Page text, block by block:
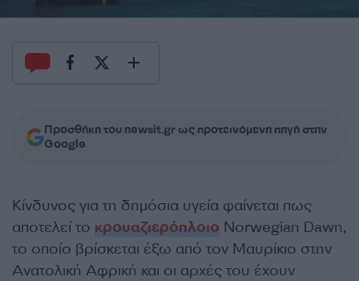
Προσθήκη του newsit.gr ως προτεινόμενη πηγή στην
Google
Κίνδυνος για τη δημόσια υγεία φαίνεται πως
αποτελεί το κρουαζιερόπλοιο Norwegian Dawn,
το οποίο βρίσκεται έξω από τον Μαυρίκιο στην
Ανατολική Αφρική και οι αρχές του έχουν